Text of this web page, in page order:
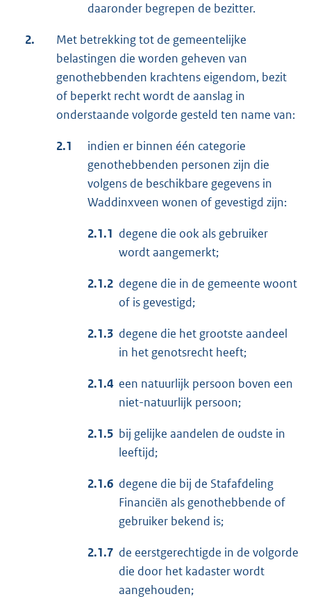
daaronder begrepen de bezitter.
2.
Met betrekking tot de gemeentelijke
belastingen die worden geheven van
genothebbenden krachtens eigendom, bezit
of beperkt recht wordt de aanslag in
onderstaande volgorde gesteld ten name van:
2.1
indien er binnen één categorie
genothebbenden personen zijn die
volgens de beschikbare gegevens in
Waddinxveen wonen of gevestigd zijn:
2.1.1 degene die ook als gebruiker
wordt aangemerkt;
2.1.2 degene die in de gemeente woont
of is gevestigd;
2.1.3 degene die het grootste aandeel
in het genotsrecht heeft;
2.1.4 een natuurlijk persoon boven een
niet-natuurlijk persoon;
2.1.5 bij gelijke aandelen de oudste in
leeftijd;
2.1.6 degene die bij de Stafafdeling
Financiën als genothebbende of
gebruiker bekend is;
2.1.7 de eerstgerechtigde in de volgorde
die door het kadaster wordt
aangehouden;